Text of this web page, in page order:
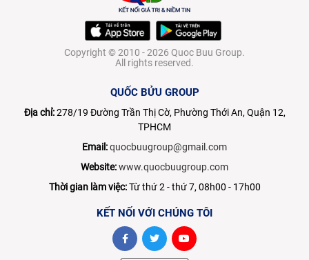
Copyright © 2010 - 2026 Quoc Buu Group.
All rights reserved.
QUỐC BỬU GROUP
Địa chỉ:278/19 Đường Trần Thị Cờ, Phường Thới An, Quận 12,
TPHCM
Email:quocbuugroup@gmail.com
Website:www.quocbuugroup.com
Thời gian làm việc:Từ thứ 2 - thứ 7, 08h00 - 17h00
KẾT NỐI VỚI CHÚNG TÔI